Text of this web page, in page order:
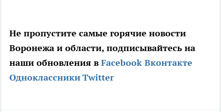
Не пропустите самые горячие новости
Воронежа и области, подписывайтесь на
наши обновления в Facebook Вконтакте
ОдноклассникиTwitter